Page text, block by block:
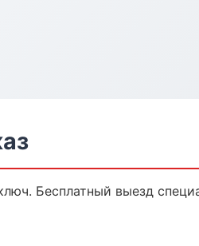
Бесплатный выезд